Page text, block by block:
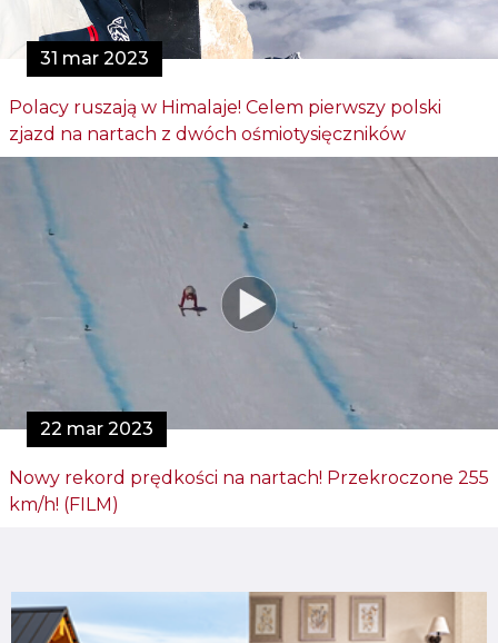
31 mar 2023
Polacy ruszają w Himalaje! Celem pierwszy polski
zjazd na nartach z dwóch ośmiotysięczników
22 mar 2023
Nowy rekord prędkości na nartach! Przekroczone 255
km/h! (FILM)